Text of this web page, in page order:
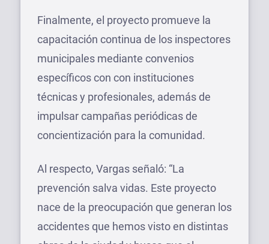
Finalmente, el proyecto promueve la
capacitación continua de los inspectores
municipales mediante convenios
específicos con con instituciones
técnicas y profesionales, además de
impulsar campañas periódicas de
concientización para la comunidad.
Al respecto, Vargas señaló: “La
prevención salva vidas. Este proyecto
nace de la preocupación que generan los
accidentes que hemos visto en distintas